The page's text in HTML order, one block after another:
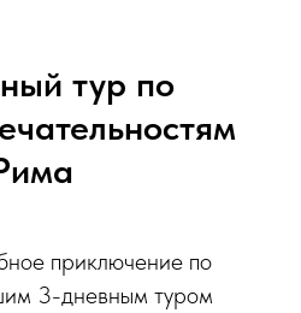
тур по
приключение по
3-дневным туром